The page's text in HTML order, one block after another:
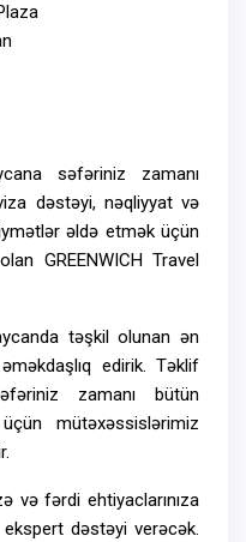
səfəriniz zamanı
dəstəyi, nəqliyyat və
əldə etmək üçün
GREENWICH Travel
təşkil olunan ən
edirik. Təklif
zamanı bütün
mütəxəssislərimiz
və fərdi ehtiyaclarınıza
dəstəyi verəcək.